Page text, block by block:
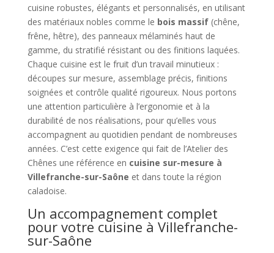
cuisine robustes, élégants et personnalisés, en utilisant
des matériaux nobles comme le bois massif(chêne,
frêne, hêtre), des panneaux mélaminés haut de
gamme, du stratifié résistant ou des finitions laquées.
Chaque cuisine est le fruit d’un travail minutieux :
découpes sur mesure, assemblage précis, finitions
soignées et contrôle qualité rigoureux. Nous portons
une attention particulière à l’ergonomie et à la
durabilité de nos réalisations, pour qu’elles vous
accompagnent au quotidien pendant de nombreuses
années. C’est cette exigence qui fait de l’Atelier des
Chênes une référence en cuisine sur-mesure à
Villefranche-sur-Saône et dans toute la région
caladoise.
Un accompagnement complet
pour votre cuisine à Villefranche-
sur-Saône